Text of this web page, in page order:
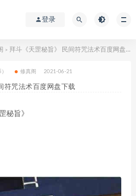
登录
> 拜斗《天罡秘旨》 民间符咒法术百度网盘下载
修真阁 2021-06-21
符咒法术百度网盘下载
秘旨》